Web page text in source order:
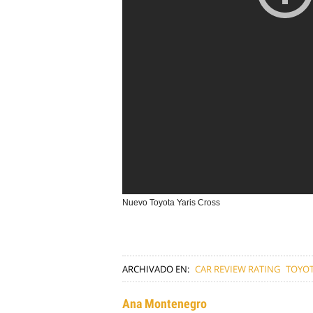
Nuevo Toyota Yaris Cross
ARCHIVADO EN: CAR REVIEW RATING
Ana Montenegro